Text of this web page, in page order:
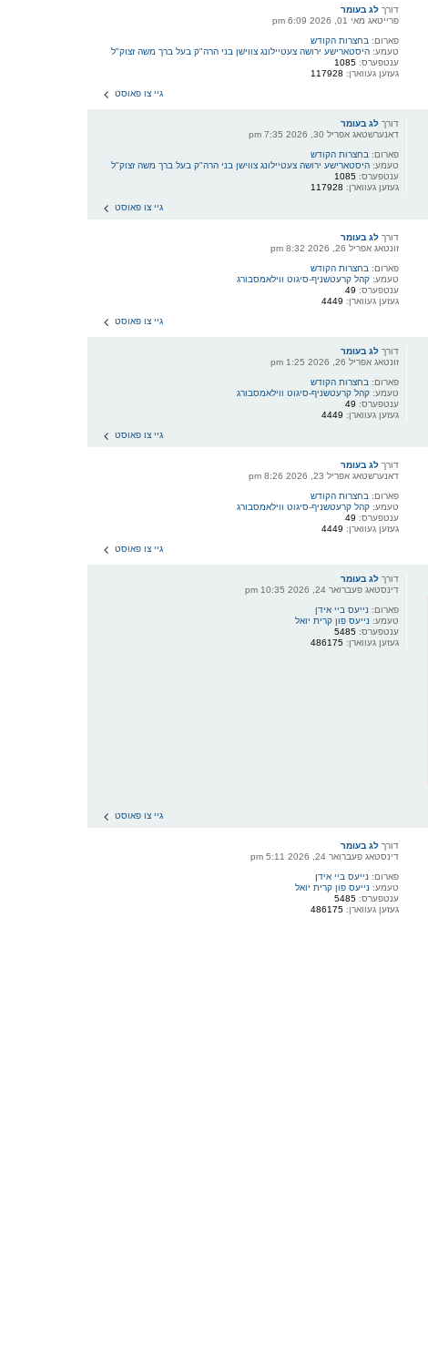
דורךלג בעומר
פרייטאג מאי 01, 2026 6:09 pm
פארום: בחצרות הקודש
טעמע:היסטארישע ירושה צעטיילונג צווישן בני הרה"ק בעל ברך משה זצוק"ל
ענטפערס:1085
געזען געווארן: 117928
גיי צו פאוסט
דורךלג בעומר
דאנערשטאג אפריל 30, 2026 7:35 pm
פארום: בחצרות הקודש
טעמע:היסטארישע ירושה צעטיילונג צווישן בני הרה"ק בעל ברך משה זצוק"ל
ענטפערס:1085
געזען געווארן: 117928
גיי צו פאוסט
דורךלג בעומר
זונטאג אפריל 26, 2026 8:32 pm
פארום: בחצרות הקודש
טעמע:קהל קרעטשניף-סיגוט ווילאמסבורג
ענטפערס: 49
געזען געווארן: 4449
גיי צו פאוסט
דורךלג בעומר
זונטאג אפריל 26, 2026 1:25 pm
פארום: בחצרות הקודש
טעמע:קהל קרעטשניף-סיגוט ווילאמסבורג
ענטפערס: 49
געזען געווארן: 4449
גיי צו פאוסט
דורךלג בעומר
דאנערשטאג אפריל 23, 2026 8:26 pm
פארום: בחצרות הקודש
טעמע:קהל קרעטשניף-סיגוט ווילאמסבורג
ענטפערס: 49
געזען געווארן: 4449
גיי צו פאוסט
דורךלג בעומר
דינסטאג פעברואר 24, 2026 10:35 pm
פארום: נייעס ביי אידן
טעמע: נייעס פון קרית יואל
ענטפערס:5485
געזען געווארן:486175
גיי צו פאוסט
דורךלג בעומר
דינסטאג פעברואר 24, 2026 5:11 pm
פארום: נייעס ביי אידן
טעמע: נייעס פון קרית יואל
ענטפערס:5485
געזען געווארן:486175